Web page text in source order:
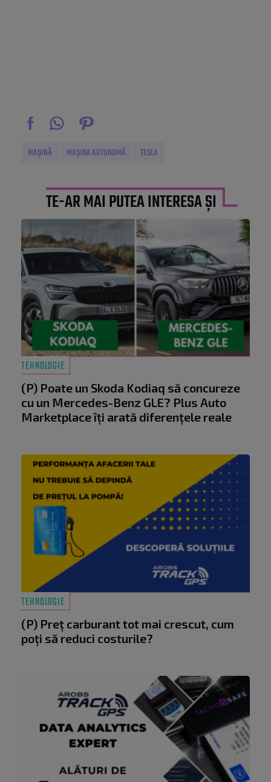
MAȘINĂ MAȘINA AUTONOMĂ TESLA
TE-AR MAI PUTEA INTERESA ȘI
TEHNOLOGIE
(P) Poate un Skoda Kodiaq să concureze
cu un Mercedes-Benz GLE? Plus Auto
Marketplace îți arată diferențele reale
TEHNOLOGIE
(P) Preț carburant tot mai crescut, cum
poți să reduci costurile?